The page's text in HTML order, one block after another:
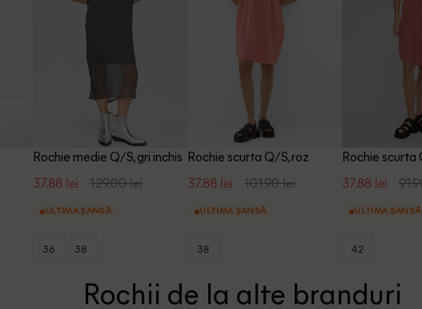
Rochie medie Q/S, gri inchis
37.88 lei 129.00 lei
ULTIMA ȘANSĂ
36 38
Rochie scurta Q/S, roz
37.88 lei 101.90 lei
ULTIMA ȘANSĂ
38
Rochie scurta
37.88 lei
ULTIMA ȘANSĂ
42
Rochii de la alte branduri